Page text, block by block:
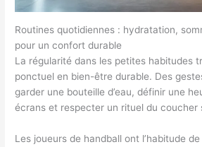
Routines quotidiennes : hydratation,
pour un confort durable
La régularité dans les petites habitudes
ponctuel en bien-être durable. Des
garder une bouteille d’eau, définir une
écrans et respecter un rituel du coucher
Les joueurs de handball ont l’habitude